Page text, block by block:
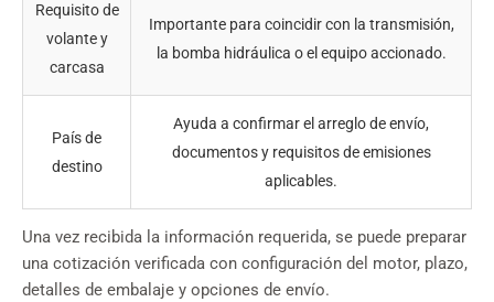
Requisito de
volante y
carcasa
Importante para coincidir con la transmisión,
la bomba hidráulica o el equipo accionado.
País de
destino
Ayuda a confirmar el arreglo de envío,
documentos y requisitos de emisiones
aplicables.
Una vez recibida la información requerida, se puede preparar
una cotización verificada con configuración del motor, plazo,
detalles de embalaje y opciones de envío.